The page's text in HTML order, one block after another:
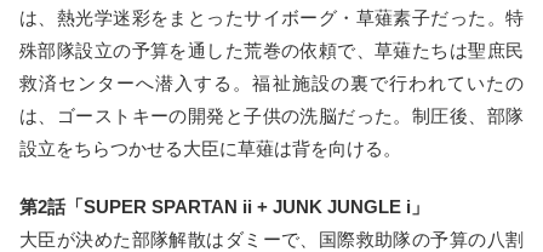
は、熱光学迷彩をまとったサイボーグ・草薙素子だった。特
殊部隊設立の予算を通した荒巻の依頼で、草薙たちは聖庶民
救済センターへ潜入する。福祉施設の裏で行われていたの
は、ゴーストキーの開発と子供の洗脳だった。制圧後、部隊
設立をちらつかせる大臣に草薙は背を向ける。
第2話「SUPER SPARTAN ii + JUNK JUNGLE i」
大臣が決めた部隊解散はダミーで、国際救助隊の予算の八割